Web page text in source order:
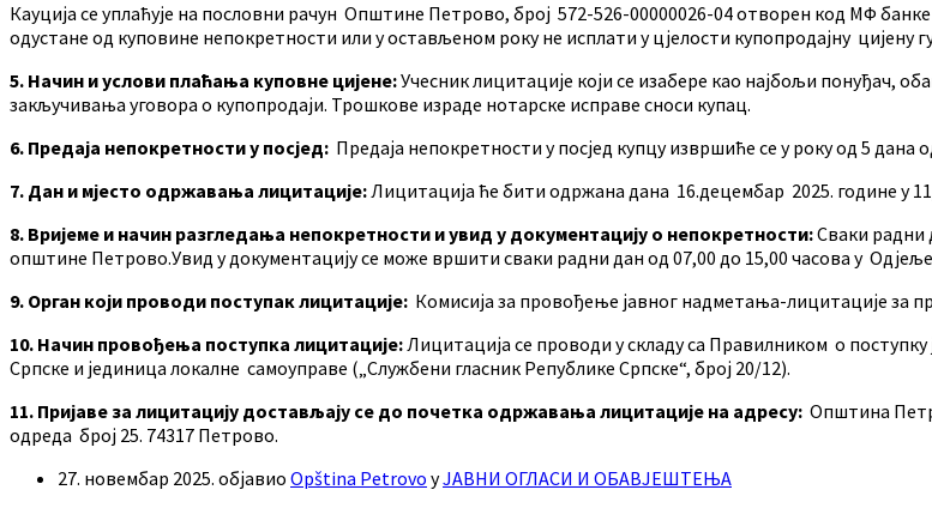
Кауција се уплаћује на пословни рачун Општине Петрово, број 572-526-00000026-04 отворен код МФ
одустане од куповине непокретности или у остављеном року не исплати у цјелости купопродајну цијену
5. Начин и услови плаћања куповне цијене:Учесник лицитације који се изабере као најбољи понуђач,
закључивања уговора о купопродаји. Трошкове израде нотарске исправе сноси купац.
6. Предаја непокретности у посјед: Предаја непокретности у посјед купцу извршиће се у року од 5 дана
7. Дан и мјесто одржавања лицитације:Лицитација ће бити одржана дана 16.децембар 2025. године у
8. Вријеме и начин разгледања непокретности и увид у документацију о непокретности:Сваки радни
општине Петрово.Увид у документацију се може вршити сваки радни дан од 07,00 до 15,00 часова у
9. Орган који проводи поступак лицитације: Комисија за провођење јавног надметања-лицитације за
10. Начин провођења поступка лицитације:Лицитација се проводи у складу са Правилником о
Српске и јединица локалне самоуправе („Службени гласник Републике Српске“, број 20/12).
11. Пријаве за лицитацију достављају се до почетка одржавања лицитације на адресу: Општина
одреда број 25. 74317 Петрово.
27. новембар 2025. објавио Opština Petrovo уЈАВНИ ОГЛАСИ И ОБАВЈЕШТЕЊА